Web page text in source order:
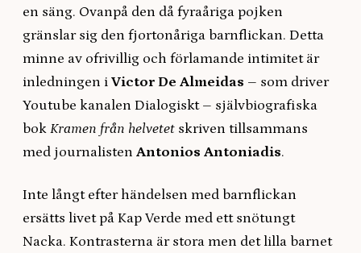
en säng. Ovanpå den då fyraåriga pojken
gränslar sig den fjortonåriga barnflickan. Detta
minne av ofrivillig och förlamande intimitet är
inledningen i Victor De Almeidas – som driver
Youtube kanalen Dialogiskt – självbiografiska
bok Kramen från helvetet skriven tillsammans
med journalisten Antonios Antoniadis.
Inte långt efter händelsen med barnflickan
ersätts livet på Kap Verde med ett snötungt
Nacka. Kontrasterna är stora men det lilla barnet